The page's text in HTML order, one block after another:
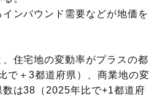
ンバウンド需要などが地価を
住宅地の変動率がプラスの都
で＋3都道府県）、商業地の変
は38（2025年比で+1都道府